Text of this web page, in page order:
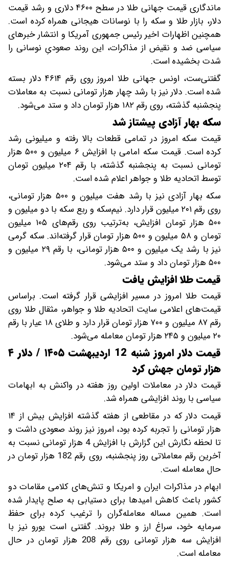
ماندگاری قیمت جهانی طلا در سطح ۴۶۰۰ دلاری و رشد قیمت
دلار، بازار طلا و سکه را با نوسانات هیجانی همراه کرده است.
همچنین اظهارات اخیر رئیس جمهوری آمریکا و انتشار خبرهای
سیاسی ضد و نقیض از مذاکرات، این روند صعودیِ نوسانی را
شدت بخشیده است.
گفتنی‌ست، اونس جهانی طلا امروز روی رقم ۴۶۱۴ دلار بسته
شده است. دلار نیز با رشد چهار هزار تومانی نسبت به معاملات
پنجشنبه گذشته، روی رقم ۱۸۲ هزار تومان داد و ستد می‌شود.
سکه بهار آزادی پیشتاز شد
قیمت سکه امروز در تمامی قطعات بالا رفته و میلیونی رشد
کرده است. قیمت سکه امامی با افزایش ۶ میلیون و ۵۰۰ هزار
تومانی نسبت به پنجشنبه گذشته، با رقم ۲۰۴ میلیون تومان
توسط اتحادیه طلا و جواهر اعلام شده است.
سکه بهار آزادی نیز با رشد هفت میلیون و ۵۰۰ هزار تومانی،
روی رقم ۲۰۱ میلیون قرار دارد. نیم‌سکه و ربع سکه با دو میلیون و
۵۰۰ هزار تومان افزایش، به‌ترتیب روی رقم‌های ۱۰۵ میلیون
تومان و ۵۸ میلیون و ۵۰۰ هزار تومان قرار گرفته‌اند. سکه گرمی
نیز با رشد یک میلیون و ۵۰۰ هزار تومانی، با رقم ۲۹ میلیون و
۵۰۰ هزار تومان داد و ستد می‌شود.
قیمت طلا افزایش یافت
قیمت طلا امروز در مسیر افزایشی قرار گرفته است. براساس
قیمت‌های اعلامی سایت اتحادیه طلا و جواهر، مثقال طلا روی
رقم ۸۷ میلیون و ۷۰۰ هزار تومان قرار دارد و طلای ۱۸ عیار با رقم
۲۰ میلیون و ۲۴۵ هزار تومان معامله می‌شود.
قیمت دلار امروز شنبه 12 اردیبهشت ۱۴۰۵ / دلار ۴
هزار تومان جهش کرد
قیمت دلار در معاملات اولین روز هفته در واکنش به ابهامات
سیاسی با روند افزایشی همراه شد.
قیمت دلار که در مقاطعی از هفته گذشته افزایش بیش از ۱۴
هزار تومانی را تجربه کرده‌ بود، امروز نیز روند صعودی داشت و
تا لحظه نگارش این گزارش با افزایش 4 هزار تومانی نسبت به
آخرین رقم معاملاتی روز پنجشنبه، روی رقم 182 هزار تومان در
حال معامله است.
ابهام در مذاکرات ایران و امریکا و تنش‌های کلامی مقامات دو
کشور باعث کاهش امیدها برای دستیابی به صلح پایدار شده‌
است. همین مساله معامله‌گران را ترغیب کرده برای حفظ
سرمایه‌ خود، سراغ ارز و طلا بروند. گفتنی است یورو نیز با
افزایش سه هزار تومانی روی رقم 208 هزار تومان در حال
معامله است.